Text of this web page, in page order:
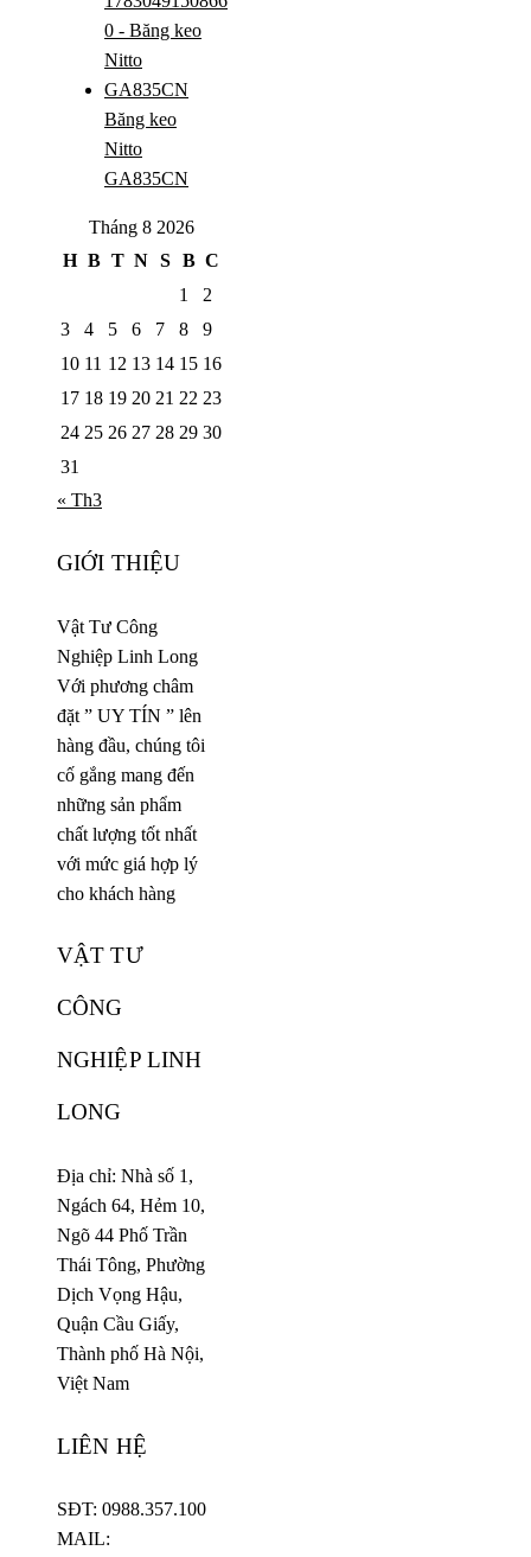
Băng keo
Nitto
GA835CN
Tháng 8 2026
H B T N S B C
1
2
3
4 5 6 7 8
9
10 11 12 13 14 15 16
17 18 19 20 21 22 23
24 25 26 27 28 29 30
31
« Th3
GIỚI THIỆU
Vật Tư Công
Nghiệp Linh Long
Với phương châm
đặt ” UY TÍN ” lên
hàng đầu, chúng tôi
cố gắng mang đến
những sản phẩm
chất lượng tốt nhất
với mức giá hợp lý
cho khách hàng
VẬT TƯ
CÔNG
NGHIỆP LINH
LONG
Địa chỉ: Nhà số 1,
Ngách 64, Hẻm 10,
Ngõ 44 Phố Trần
Thái Tông, Phường
Dịch Vọng Hậu,
Quận Cầu Giấy,
Thành phố Hà Nội,
Việt Nam
LIÊN HỆ
SĐT: 0988.357.100
MAIL: